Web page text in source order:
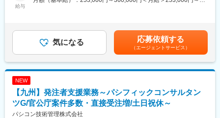
り、会社が規定する資格取得に対し、合格すれば、受験料全額、
15,000円 最高60,000円まで毎月支給）。
変更の範囲：会社の定める業務
入社後、まずは販売するターゲットを選定し、仲介業者と協働し
ながら「どうしたら家が売れるのか」をプロモーション含め企
画。業務に慣れてきたら、徐々に物件企画や建築対応なども担
を仕入
・物件の企：仕入れた土地に建てる物件の企画
・物件の建築(工事部門が担当)：協力業者との折衝等
給与
1200万円賃金はあくまでも目安の金額であり、選考を通じて上下
する可能性があります。月給(月額)は固定手当を含めた表記です。
気になる 応募依頼する
（エージェントサービス）
NEW
【九州】発注者支援業務～パシフィックコンサルタン
ツG/官公庁案件多数・直接受注増/土日祝休～
パシコン技術管理株式会社